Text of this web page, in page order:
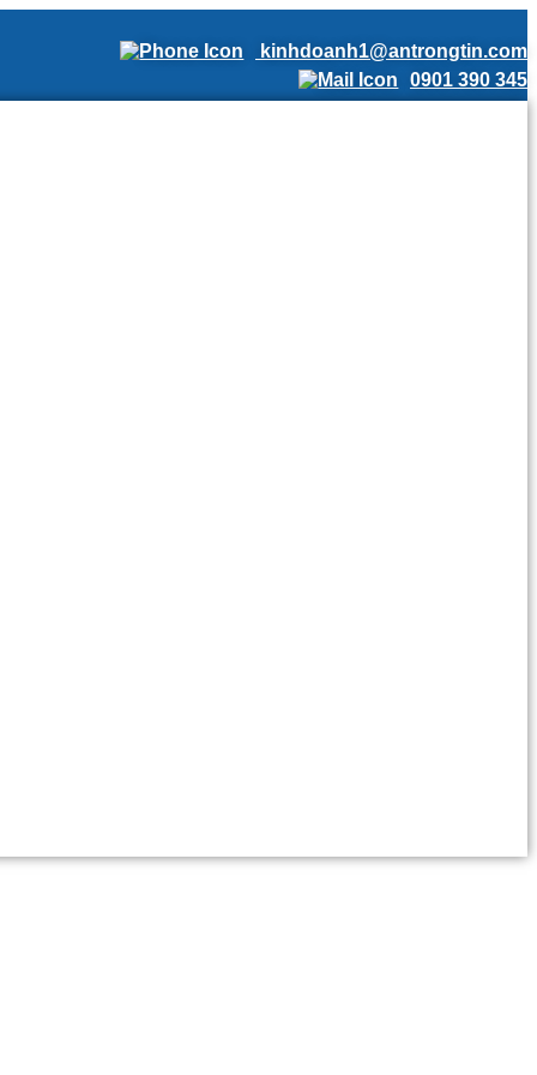
kinhdoanh1@antrongtin.com
0901 390 345